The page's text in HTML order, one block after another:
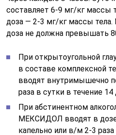
составляет 6-9 мг/кг массы
доза — 2-3 мг/кг массы тела.
доза не должна превышать
При открытоугольной
в составе комплексной
вводят внутримышечно
раза в сутки в течение 14
При абстинентном
МЕКСИДОЛ вводят в
капельно или в/м 2-3